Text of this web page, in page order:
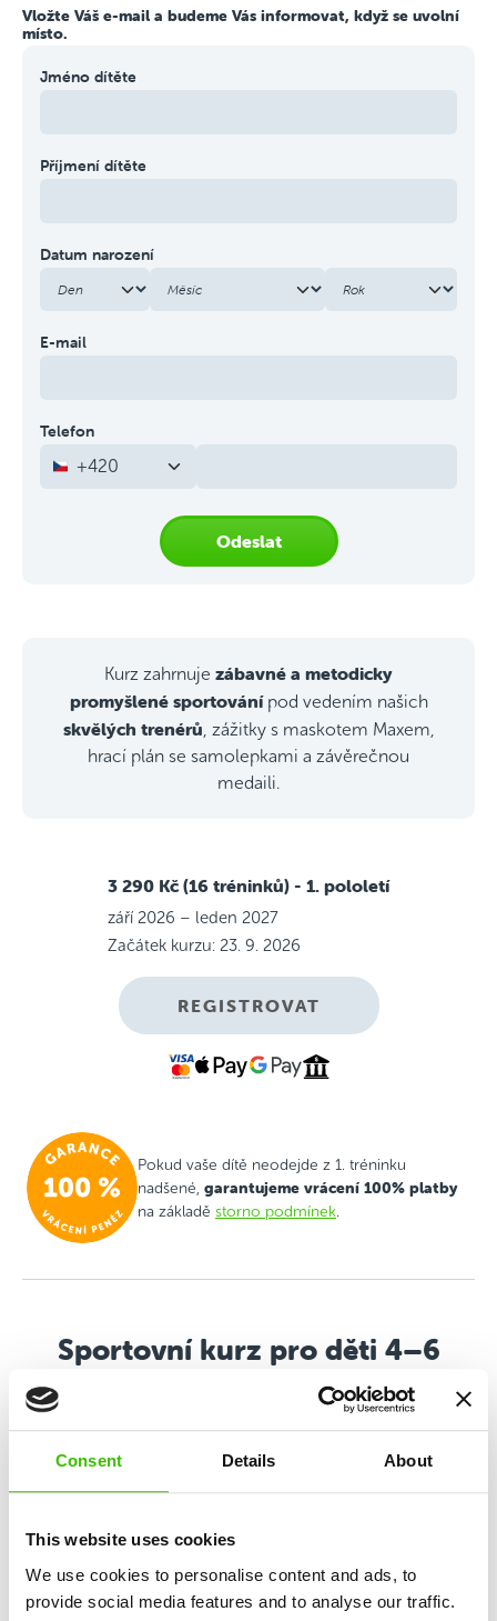
Consent Details About
This website uses cookies
We use cookies to personalise content and ads, to
provide social media features and to analyse our traffic.
Vložte Váš e-mail a budeme Vás informovat, když se uvolní
místo.
Jméno dítěte
Příjmení dítěte
Datum narození
E-mail
Telefon
+420
Odeslat
Kurz zahrnuje zábavné a metodicky
promyšlené sportovánípod vedením našich
skvělých trenérů , zážitky s maskotem Maxem,
hrací plán se samolepkami a závěrečnou
medaili.
3 290 Kč (16 tréninků) - 1. pololetí
září 2026 – leden 2027
Začátek kurzu: 23. 9. 2026
REGISTROVAT
Pokud vaše dítě neodejde z 1. tréninku
nadšené, garantujeme vrácení 100% platby
na základě storno podmínek
Sportovní kurz pro děti 4–6
Všestranný sportovní program založený na mixu
atletiky, gymnastiky, pohybových her a budování
Rozvoj 12 klíčových dovedností